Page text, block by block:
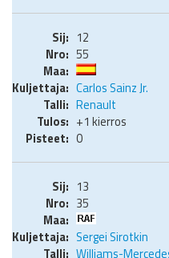
12
55
Carlos Sainz Jr.
Renault
+1 kierros
0
13
35
Sergei Sirotkin
Williams-